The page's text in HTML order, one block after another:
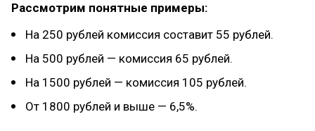
Рассмотрим понятные примеры:
На 250 рублей комиссия составит 55 рублей.
На 500 рублей — комиссия 65 рублей.
На 1500 рублей — комиссия 105 рублей.
От 1800 рублей и выше — 6,5%.